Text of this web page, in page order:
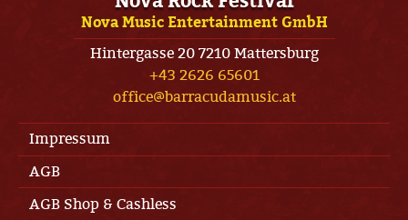
Nova Music Entertainment GmbH
Hintergasse 20 7210 Mattersburg
+43 2626 65601
office@barracudamusic.at
Impressum
AGB
AGB Shop & Cashless